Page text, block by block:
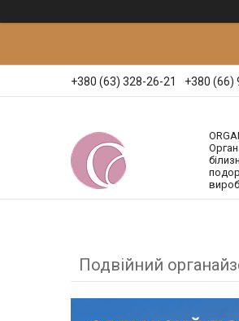
+380 (63) 328-26-21 +380 (66)
Подвійний